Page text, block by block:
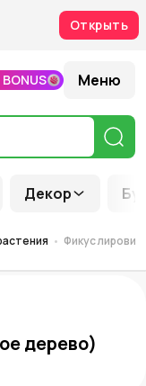
Открыть
Декор
Меню
Фикус
дерево)